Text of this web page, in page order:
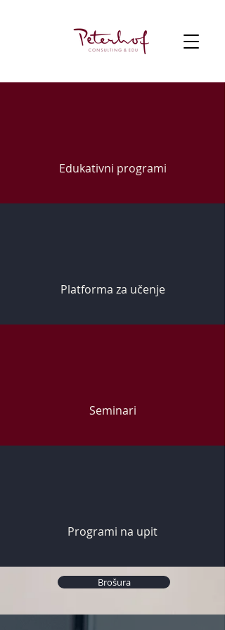
Edukativni programi
Platforma za učenje
Seminari
Programi na upit
Brošura